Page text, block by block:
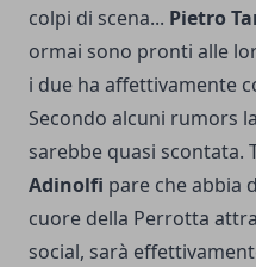
colpi di scena... Pietro
ormai sono pronti alle
i due ha affettivamente
Secondo alcuni rumors
sarebbe quasi scontata.
Adinolfi pare che abbia
cuore della Perrotta
social, sarà